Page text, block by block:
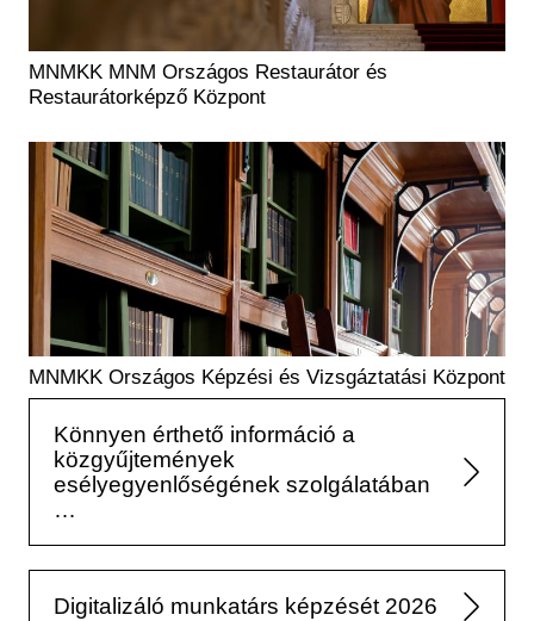
MNMKK MNM Országos Restaurátor és
Restaurátorképző Központ
MNMKK Országos Képzési és Vizsgáztatási Központ
Könnyen érthető információ a
közgyűjtemények
esélyegyenlőségének szolgálatában
…
Digitalizáló munkatárs képzését 2026